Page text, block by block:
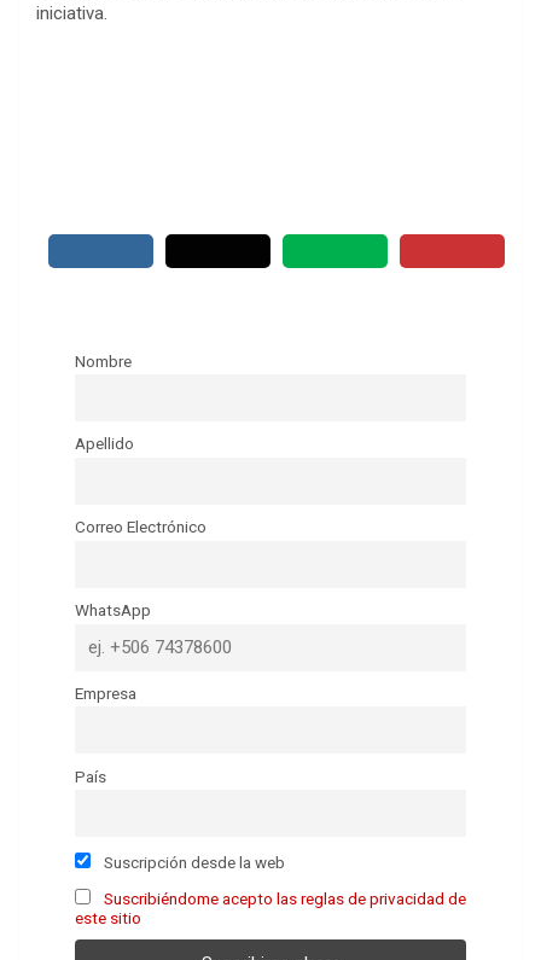
iniciativa.
Nombre
Apellido
Correo Electrónico
WhatsApp
Empresa
País
Suscripción desde la web
Suscribiéndome acepto las reglas de privacidad de
este sitio